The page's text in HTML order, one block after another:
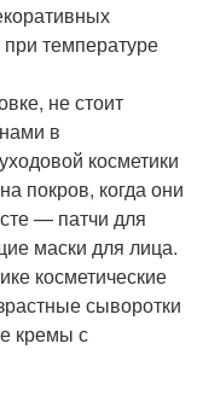
при температуре
не стоит
в
косметики
покров, когда они
— патчи для
маски для лица.
косметические
сыворотки
кремы с